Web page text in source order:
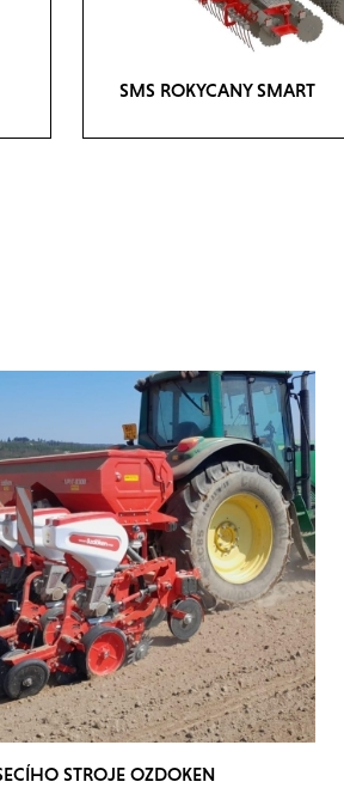
SMS ROKYCANY SMART
STROJE OZDOKEN